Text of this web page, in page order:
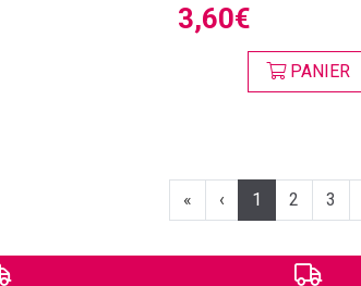
3,60€
PANIER
« ‹ 1 2 3